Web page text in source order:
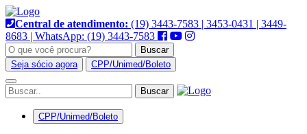
Pular
para
o
conteúdo
Central de atendimento: (19) 3443-7583 | 3453-0431 | 3449-
8683 | WhatsApp: (19) 3443-7583
Buscar
Seja sócio agora
CPP/Unimed/Boleto
Alternar
navegação
CPP/Unimed/Boleto